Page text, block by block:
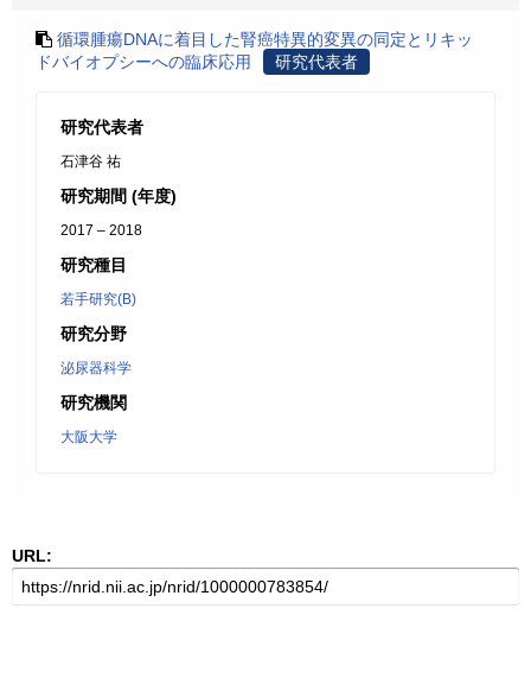
循環腫瘍DNAに着目した腎癌特異的変異の同定とリキッ
ドバイオプシーへの臨床応用
研究代表者
研究代表者
石津谷 祐
研究期間 (年度)
2017 – 2018
研究種目
若手研究(B)
研究分野
泌尿器科学
研究機関
大阪大学
URL: